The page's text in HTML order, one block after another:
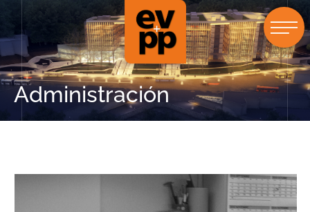
Administración